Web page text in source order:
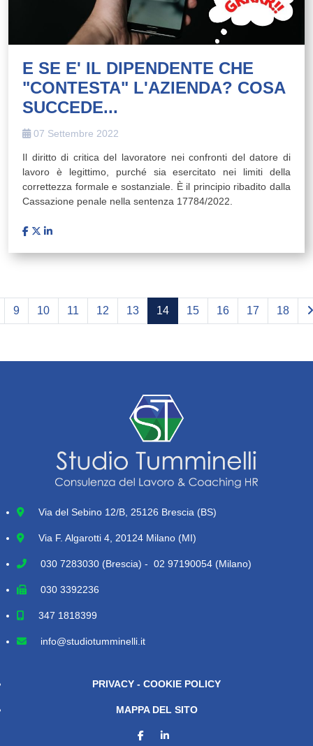
E SE E' IL DIPENDENTE CHE
"CONTESTA" L'AZIENDA? COSA
SUCCEDE...
07 Settembre 2022
Il diritto di critica del lavoratore nei confronti del datore di
lavoro è legittimo, purché sia esercitato nei limiti della
correttezza formale e sostanziale. È il principio ribadito dalla
Cassazione penale nella sentenza 17784/2022.
9 10 11 12 13 14 15 16 17 18
Via del Sebino 12/B, 25126 Brescia (BS)
Via F. Algarotti 4, 20124 Milano (MI)
030 7283030 (Brescia) - 02 97190054 (Milano)
030 3392236
347 1818399
info@studiotumminelli.it
PRIVACY - COOKIE POLICY
MAPPA DEL SITO